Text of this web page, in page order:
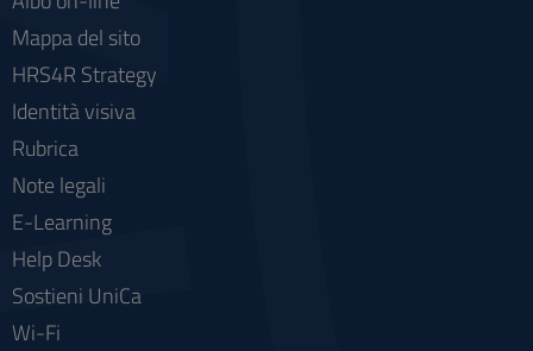
Mappa del sito
HRS4R Strategy
Identità visiva
Rubrica
Note legali
E-Learning
Help Desk
Sostieni UniCa
Wi-Fi